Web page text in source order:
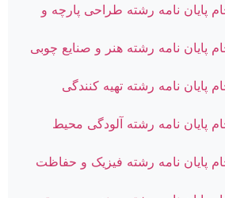
پایان نامه رشته طراحی پارچه و
پایان نامه رشته هنر و صنایع چوبی
پایان نامه رشته تهیه کنندگی
پایان نامه رشته آلودگی محیط
پایان نامه رشته فیزیک و حفاظت